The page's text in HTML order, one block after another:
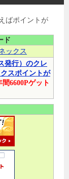
ばポイントが
ド
発行）のクレ
スポイントが
6600Pゲット